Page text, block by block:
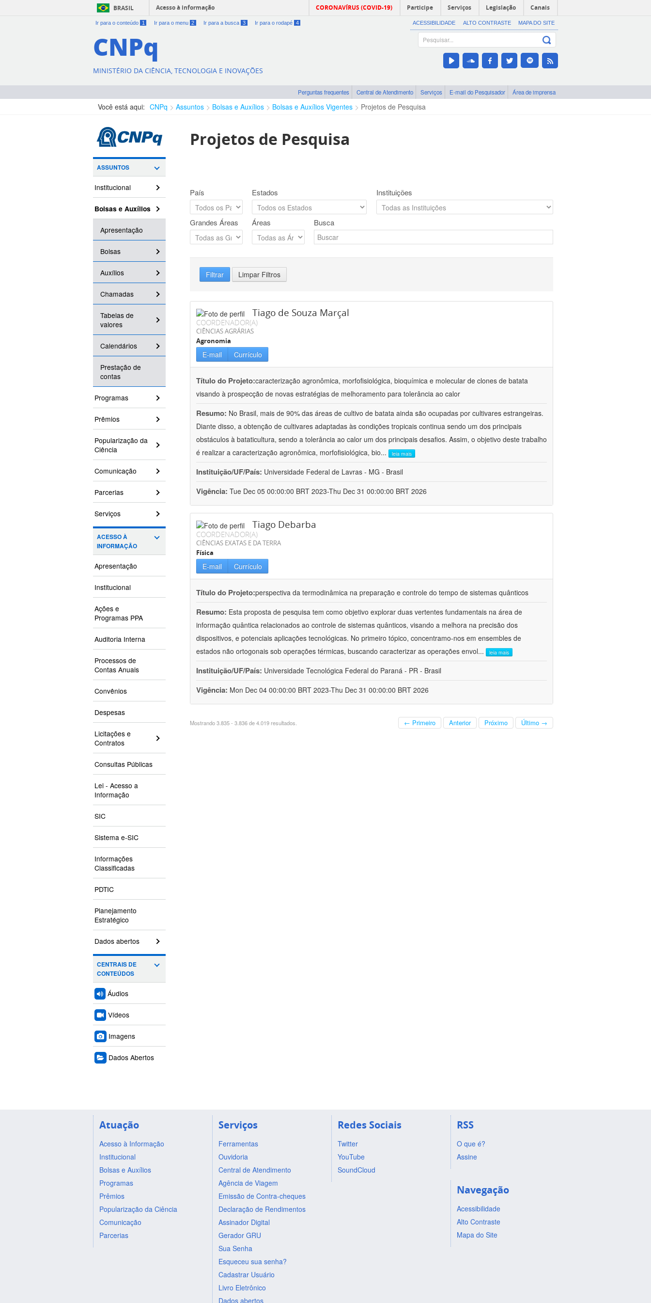
BRASIL Acesso à informação CORONAVÍRUS (COVID-19) Participe Serviços Legislação Canais
Ir para o conteúdo 1 Ir para o menu 2 Ir para a busca 3 Ir para o rodapé 4 ACESSIBILIDADE ALTO CONTRASTE MAPA DO SITE
CNPq
MINISTÉRIO DA CIÊNCIA, TECNOLOGIA E INOVAÇÕES
Perguntas frequentes Central de Atendimento Serviços E-mail do Pesquisador Área de imprensa
Você está aqui: CNPq Assuntos Bolsas e Auxílios Bolsas e Auxílios Vigentes Projetos de Pesquisa
ASSUNTOS
Institucional
Bolsas e Auxílios
Apresentação
Bolsas
Auxílios
Chamadas
Tabelas de
valores
Calendários
Prestação de
contas
Programas
Prêmios
Popularização da
Ciência
Comunicação
Parcerias
Serviços
ACESSO À
INFORMAÇÃO
Apresentação
Institucional
Ações e
Programas PPA
Auditoria Interna
Processos de
Contas Anuais
Convênios
Despesas
Licitações e
Contratos
Consultas Públicas
Lei - Acesso a
Informação
SIC
Sistema e-SIC
Informações
Classificadas
PDTIC
Planejamento
Estratégico
Dados abertos
CENTRAIS DE
CONTEÚDOS
Áudios
Vídeos
Imagens
Dados Abertos
Projetos de Pesquisa
País Estados Instituições
Grandes Áreas Áreas Busca
Filtrar Limpar Filtros
Tiago de Souza Marçal
COORDENADOR(A)
CIÊNCIAS AGRÁRIAS
Agronomia
E-mail Currículo
Título do Projeto:caracterização agronômica, morfofisiológica, bioquímica e molecular de clones de batata
visando à prospecção de novas estratégias de melhoramento para tolerância ao calor
Resumo: No Brasil, mais de 90% das áreas de cultivo de batata ainda são ocupadas por cultivares estrangeiras.
Diante disso, a obtenção de cultivares adaptadas às condições tropicais continua sendo um dos principais
obstáculos à bataticultura, sendo a tolerância ao calor um dos principais desafios. Assim, o objetivo deste trabalho
é realizar a caracterização agronômica, morfofisiológica, bio... leia mais
Instituição/UF/País: Universidade Federal de Lavras - MG - Brasil
Vigência: Tue Dec 05 00:00:00 BRT 2023-Thu Dec 31 00:00:00 BRT 2026
Tiago Debarba
COORDENADOR(A)
CIÊNCIAS EXATAS E DA TERRA
Física
E-mail Currículo
Título do Projeto:perspectiva da termodinâmica na preparação e controle do tempo de sistemas quânticos
Resumo: Esta proposta de pesquisa tem como objetivo explorar duas vertentes fundamentais na área de
informação quântica relacionados ao controle de sistemas quânticos, visando a melhora na precisão dos
dispositivos, e potenciais aplicações tecnológicas. No primeiro tópico, concentramo-nos em ensembles de
estados não ortogonais sob operações térmicas, buscando caracterizar as operações envol... leia mais
Instituição/UF/País: Universidade Tecnológica Federal do Paraná - PR - Brasil
Vigência: Mon Dec 04 00:00:00 BRT 2023-Thu Dec 31 00:00:00 BRT 2026
Mostrando 3.835 - 3.836 de 4.019 resultados. ← Primeiro Anterior Próximo Último →
Atuação
Acesso à Informação
Institucional
Bolsas e Auxílios
Programas
Prêmios
Popularização da Ciência
Comunicação
Parcerias
Serviços
Ferramentas
Ouvidoria
Central de Atendimento
Agência de Viagem
Emissão de Contra-cheques
Declaração de Rendimentos
Assinador Digital
Gerador GRU
Sua Senha
Esqueceu sua senha?
Cadastrar Usuário
Livro Eletrônico
Dados abertos
Redes Sociais
Twitter
YouTube
SoundCloud
RSS
O que é?
Assine
Navegação
Acessibilidade
Alto Contraste
Mapa do Site